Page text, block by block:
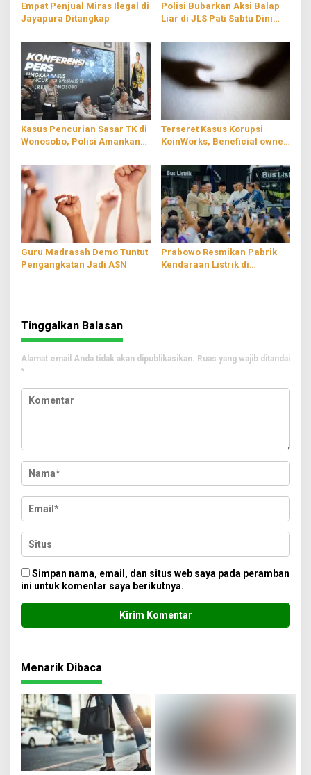
Empat Penjual Miras Ilegal di
Jayapura Ditangkap
Polisi Bubarkan Aksi Balap
Liar di JLS Pati Sabtu Dini
Kasus Pencurian Sasar TK di
Wonosobo, Polisi Amankan
Terseret Kasus Korupsi
KoinWorks, Beneficial owner
Guru Madrasah Demo Tuntut
Pengangkatan Jadi ASN
Prabowo Resmikan Pabrik
Kendaraan Listrik di
Tinggalkan Balasan
Alamat email Anda tidak akan dipublikasikan. Ruas yang wajib ditandai
*
Simpan nama, email, dan situs web saya pada peramban
ini untuk komentar saya berikutnya.
Menarik Dibaca